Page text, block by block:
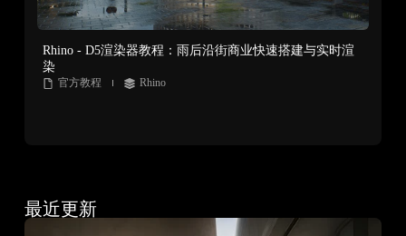
Rhino - D5渲染器教程：雨后沿街商业快速搭建与实时渲
染
官方教程 Rhino
最近更新